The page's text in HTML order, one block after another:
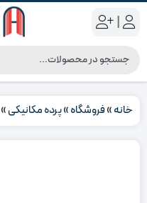
|
خانه»فروشگاه»پرده مکانیکی»